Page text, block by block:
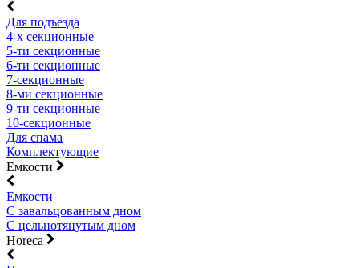
Для подъезда
4-х секционные
5-ти секционные
6-ти секционные
7-секционные
8-ми секционные
9-ти секционные
10-секционные
Для спама
Комплектующие
Емкости
Емкости
С завальцованным дном
С цельнотянутым дном
Horeca